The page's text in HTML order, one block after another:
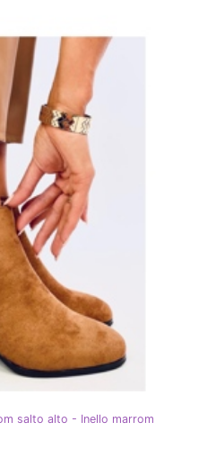
salto alto - Inello marrom